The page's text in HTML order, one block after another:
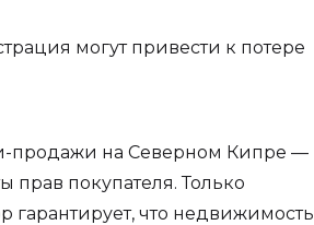
могут привести к потере
продажи на Северном Кипре —
прав покупателя. Только
гарантирует, что недвижимость